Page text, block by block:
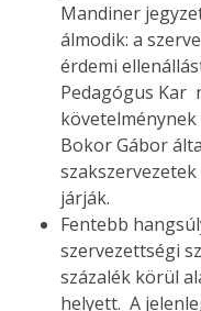
Mandiner
álmodik: a
érdemi
Pedagógus Kar
Bokor Gábor
járják.
Fentebb
szervezettségi
százalék körül
helyett. A